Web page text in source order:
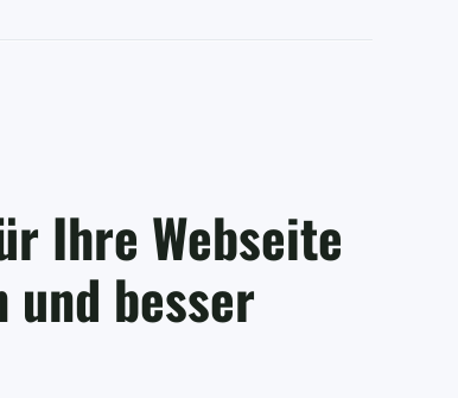
Ihre Webseite
besser